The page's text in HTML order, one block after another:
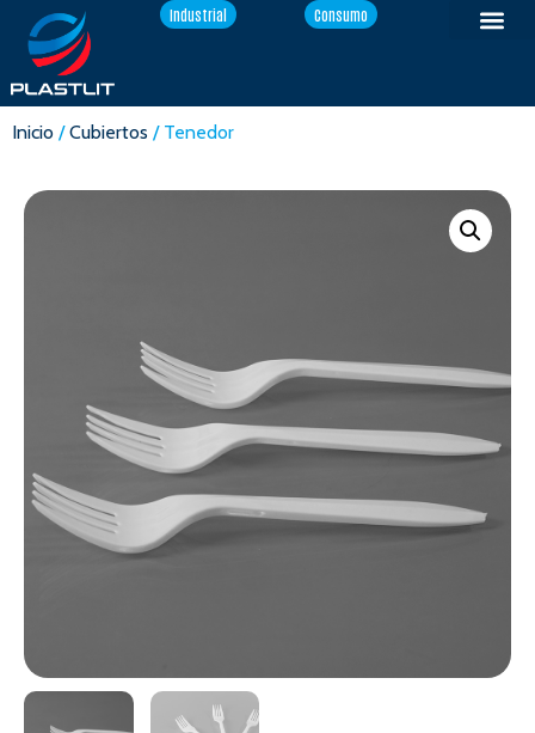
Industrial Consumo
Inicio /Cubiertos / Tenedor